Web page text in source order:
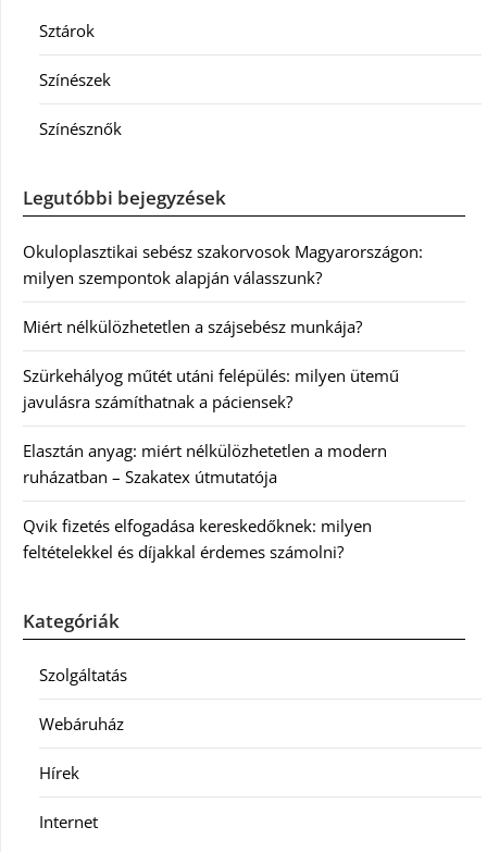
Sztárok
Színészek
Színésznők
Legutóbbi bejegyzések
Okuloplasztikai sebész szakorvosok Magyarországon:
milyen szempontok alapján válasszunk?
Miért nélkülözhetetlen a szájsebész munkája?
Szürkehályog műtét utáni felépülés: milyen ütemű
javulásra számíthatnak a páciensek?
Elasztán anyag: miért nélkülözhetetlen a modern
ruházatban – Szakatex útmutatója
Qvik fizetés elfogadása kereskedőknek: milyen
feltételekkel és díjakkal érdemes számolni?
Kategóriák
Szolgáltatás
Webáruház
Hírek
Internet